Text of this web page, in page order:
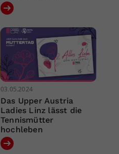
03.05.2024
Das Upper Austria
Ladies Linz lässt die
Tennismütter
hochleben